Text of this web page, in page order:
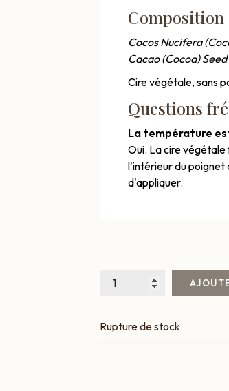
Cocos Nucifera
Cacao (Cocoa)
Cire végétale, sans
Questions
La température
Oui. La cire
l'intérieur du poignet
d'appliquer.
Rupture de stock